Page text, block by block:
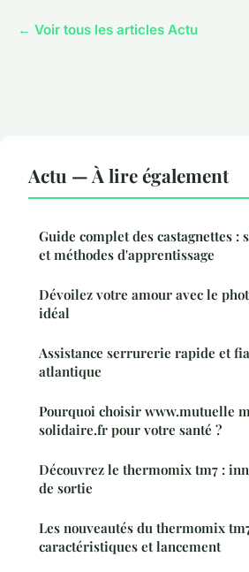
← Voir tous les articles Actu
Actu — À lire également
Guide complet des castagnettes :
et méthodes d'apprentissage
Dévoilez votre amour avec le
idéal
Assistance serrurerie rapide et
atlantique
Pourquoi choisir www.mutuelle
solidaire.fr pour votre santé ?
Découvrez le thermomix tm7 :
de sortie
Les nouveautés du thermomix
caractéristiques et lancement